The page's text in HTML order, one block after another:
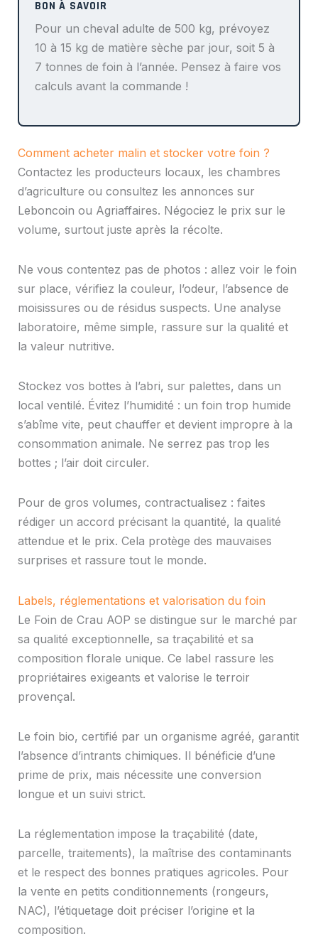
Pour un cheval adulte de 500 kg, prévoyez
10 à 15 kg de matière sèche par jour, soit 5 à
7 tonnes de foin à l’année. Pensez à faire vos
calculs avant la commande !
Comment acheter malin et stocker votre foin ?
Contactez les producteurs locaux, les chambres
d’agriculture ou consultez les annonces sur
Leboncoin ou Agriaffaires. Négociez le prix sur le
volume, surtout juste après la récolte.
Ne vous contentez pas de photos : allez voir le foin
sur place, vérifiez la couleur, l’odeur, l’absence de
moisissures ou de résidus suspects. Une analyse
laboratoire, même simple, rassure sur la qualité et
la valeur nutritive.
Stockez vos bottes à l’abri, sur palettes, dans un
local ventilé. Évitez l’humidité : un foin trop humide
s’abîme vite, peut chauffer et devient impropre à la
consommation animale. Ne serrez pas trop les
bottes ; l’air doit circuler.
Pour de gros volumes, contractualisez : faites
rédiger un accord précisant la quantité, la qualité
attendue et le prix. Cela protège des mauvaises
surprises et rassure tout le monde.
Labels, réglementations et valorisation du foin
Le Foin de Crau AOP se distingue sur le marché par
sa qualité exceptionnelle, sa traçabilité et sa
composition florale unique. Ce label rassure les
propriétaires exigeants et valorise le terroir
provençal.
Le foin bio, certifié par un organisme agréé, garantit
l’absence d’intrants chimiques. Il bénéficie d’une
prime de prix, mais nécessite une conversion
longue et un suivi strict.
La réglementation impose la traçabilité (date,
parcelle, traitements), la maîtrise des contaminants
et le respect des bonnes pratiques agricoles. Pour
la vente en petits conditionnements (rongeurs,
NAC), l’étiquetage doit préciser l’origine et la
composition.